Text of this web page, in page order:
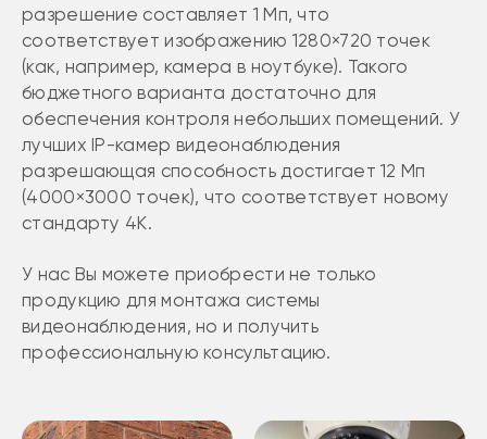
разрешение составляет 1 Мп, что
соответствует изображению 1280×720 точек
(как, например, камера в ноутбуке). Такого
бюджетного варианта достаточно для
обеспечения контроля небольших помещений. У
лучших IP-камер видеонаблюдения
разрешающая способность достигает 12 Мп
(4000×3000 точек), что соответствует новому
стандарту 4К.
У нас Вы можете приобрести не только
продукцию для монтажа системы
видеонаблюдения, но и получить
профессиональную консультацию.